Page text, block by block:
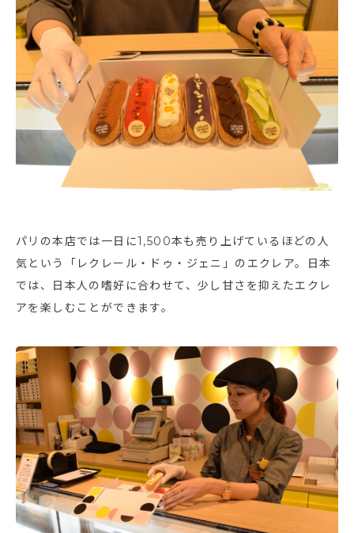
パリの本店では一日に1,500本も売り上げているほどの人
気という「レクレール・ドゥ・ジェニ」のエクレア。日本
では、日本人の嗜好に合わせて、少し甘さを抑えたエクレ
アを楽しむことができます。